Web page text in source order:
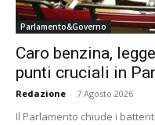
Parlamento&Governo
Caro benzina,
punti cruciali in
Redazione - 7 Agosto 2026
Il Parlamento chiude i